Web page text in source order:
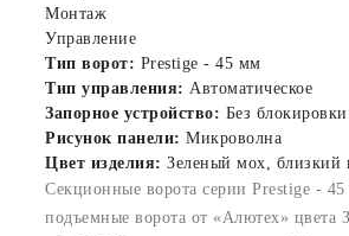
Монтаж
Управление
Тип ворот: Prestige - 45 мм
Тип управления: Автоматическое
Запорное устройство: Без блокировки
Рисунок панели: Микроволна
Цвет изделия: Зеленый мох, близкий
Секционные ворота серии Prestige -
подъемные ворота от «Алютех» цвета